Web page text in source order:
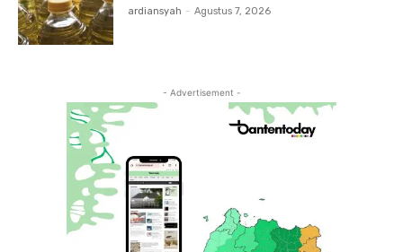
ardiansyah - Agustus 7, 2026
- Advertisement -